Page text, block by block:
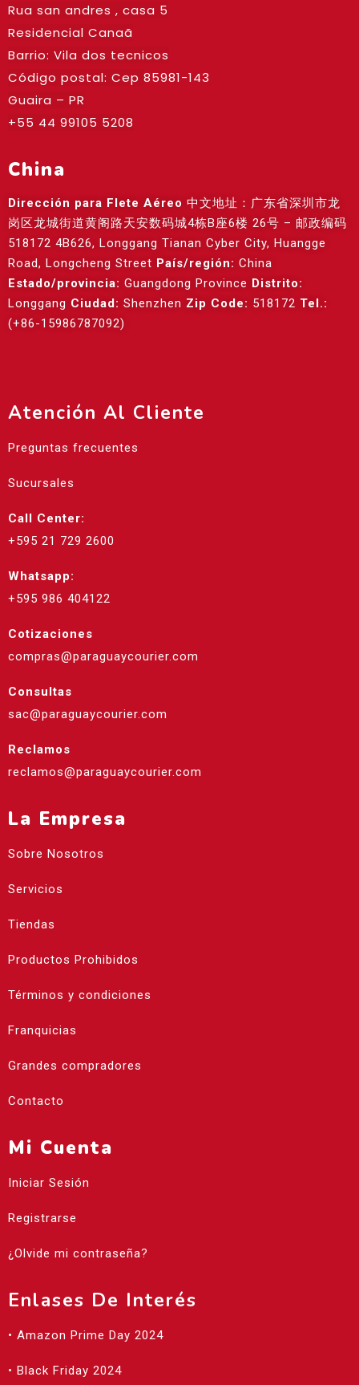
Rua san andres , casa 5
Residencial Canaã
Barrio: Vila dos tecnicos
Código postal: Cep 85981-143
Guaira – PR
+55 44 99105 5208
China
Dirección para Flete Aéreo 中文地址：广东省深圳市龙
岗区龙城街道黄阁路天安数码城4栋B座6楼 26号 – 邮政编码
518172 4B626, Longgang Tianan Cyber City, Huangge
Road, Longcheng Street País/región: China
Estado/provincia: Guangdong Province Distrito:
Longgang Ciudad: Shenzhen Zip Code: 518172 Tel.:
(+86-15986787092)
Atención Al Cliente
Preguntas frecuentes
Sucursales
Call Center:
+595 21 729 2600
Whatsapp:
+595 986 404122
Cotizaciones
compras@paraguaycourier.com
Consultas
sac@paraguaycourier.com
Reclamos
reclamos@paraguaycourier.com
La Empresa
Sobre Nosotros
Servicios
Tiendas
Productos Prohibidos
Términos y condiciones
Franquicias
Grandes compradores
Contacto
Mi Cuenta
Iniciar Sesión
Registrarse
¿Olvide mi contraseña?
Enlases De Interés
• Amazon Prime Day 2024
• Black Friday 2024